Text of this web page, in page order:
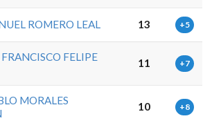
ROMERO LEAL 13 +5
FELIPE
11 +7
MORALES
10 +8